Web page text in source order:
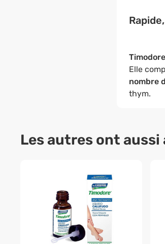
Elle
nombre
thym.
Les autres ont aussi